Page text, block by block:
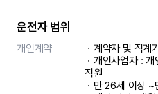
운전자 범위
개인계약
ㆍ계약자 및 직계
ㆍ개인사업자 :
직원
ㆍ만 26세 이상